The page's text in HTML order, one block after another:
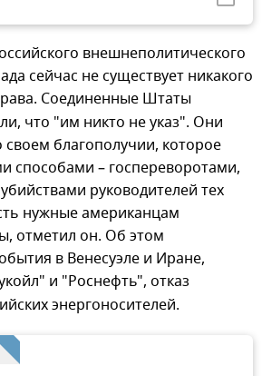
внешнеполитического
сейчас не существует никакого
Соединенные Штаты
что "им никто не указ". Они
своем благополучии, которое
способами – госпереворотами,
руководителей тех
нужные американцам
отметил он. Об этом
в Венесуэле и Иране,
и "Роснефть", отказ
энергоносителей.